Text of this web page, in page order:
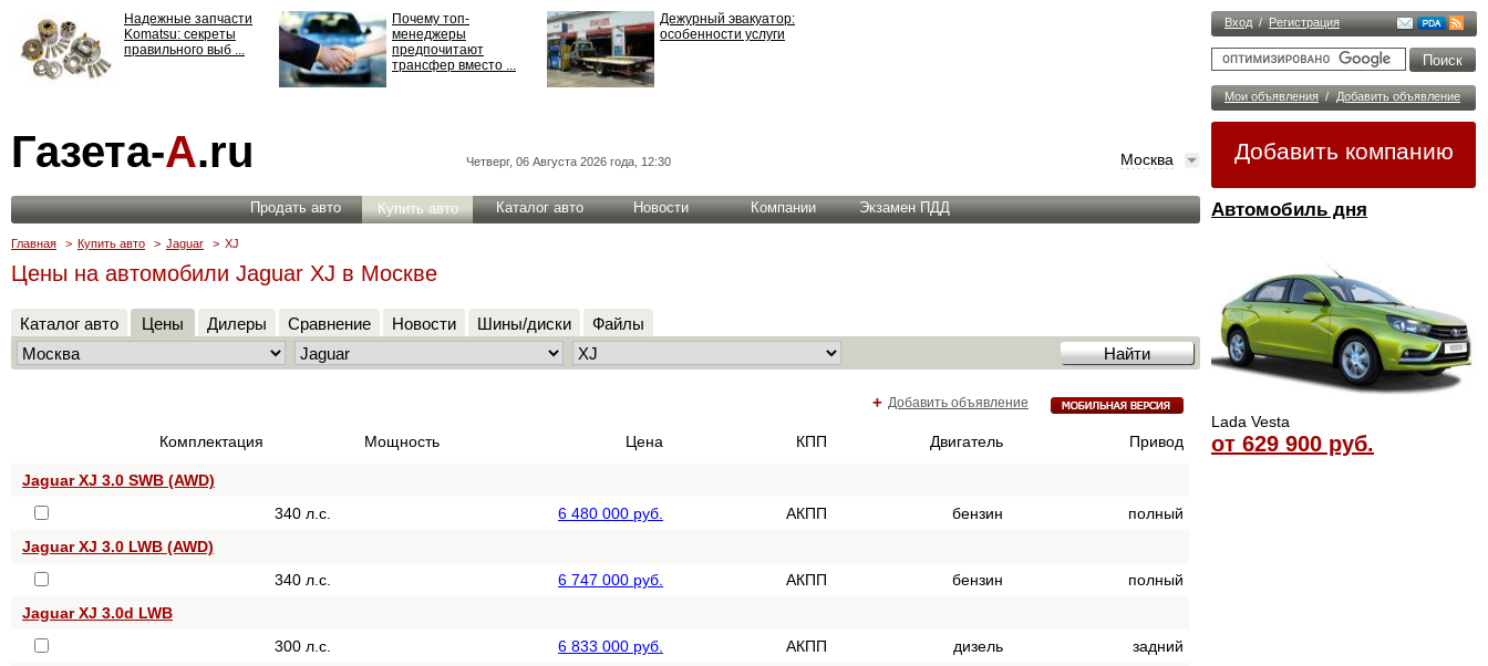
Вход / Регистрация
Мои объявления / Добавить объявление
Добавить компанию
Автомобиль дня
Lada Vesta
от 629 900 руб.
Надежные запчасти
Komatsu: секреты
правильного выб ...
Почему топ-
менеджеры
предпочитают
трансфер вместо ...
Дежурный эвакуатор:
особенности услуги
ответственности: все,
что нужно знать ...
Газета-А.ru Четверг, 06 Августа 2026 года, 12:30 Москва
Продать авто Купить авто Каталог авто Новости Компании Экзамен ПДД
Главная > Купить авто > Jaguar > XJ
Цены на автомобили Jaguar XJ в Москве
Каталог авто Цены Дилеры Сравнение Новости Шины/диски Файлы
+ Добавить объявление
Комплектация Мощность Цена КПП Двигатель Привод
Jaguar XJ 3.0 SWB (AWD)
340 л.с.
6 480 000 руб. АКПП бензин
полный
Jaguar XJ 3.0 LWB (AWD)
340 л.с.
6 747 000 руб. АКПП бензин
полный
Jaguar XJ 3.0d LWB
300 л.с.
6 833 000 руб. АКПП дизель
задний